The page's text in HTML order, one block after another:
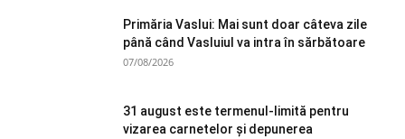
Primăria Vaslui: Mai sunt doar câteva zile
până când Vasluiul va intra în sărbătoare
07/08/2026
31 august este termenul-limită pentru
vizarea carnetelor și depunerea